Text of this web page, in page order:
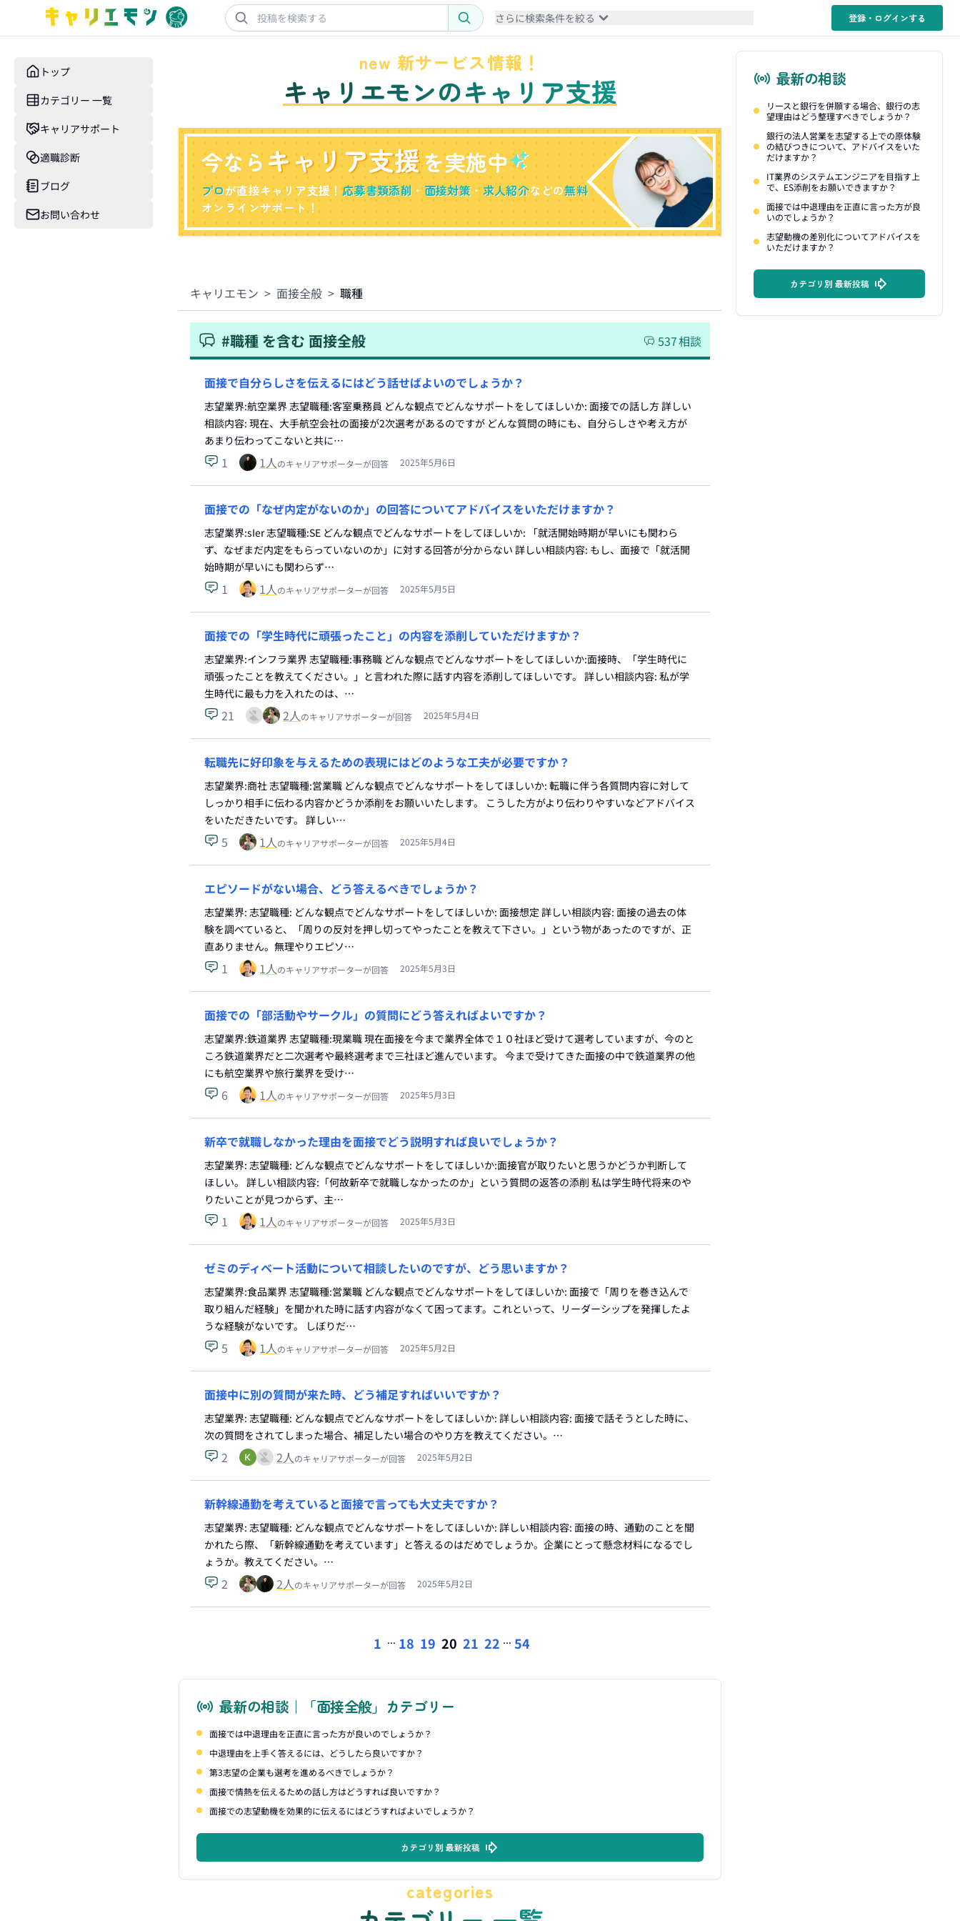
さらに検索条件を絞る 登録・ログインする
トップ
カテゴリー 一覧
キャリアサポート
適職診断
ブログ
お問い合わせ
new 新サービス情報！
キャリエモンのキャリア支援
今ならキャリア支援を実施中
プロが直接キャリア支援！応募書類添削 ・面接対策 ・求人紹介などの無料
オンラインサポート！
キャリエモン > 面接全般 > 職種
#職種 を含む 面接全般 537相談
面接で自分らしさを伝えるにはどう話せばよいのでしょうか？
志望業界:航空業界 志望職種:客室乗務員 どんな観点でどんなサポートをしてほしいか: 面接での話し方 詳しい
相談内容: 現在、大手航空会社の面接が2次選考があるのですが どんな質問の時にも、自分らしさや考え方が
あまり伝わってこないと共に…
1 1人のキャリアサポーターが回答 2025年5月6日
面接での「なぜ内定がないのか」の回答についてアドバイスをいただけますか？
志望業界:sIer 志望職種:SE どんな観点でどんなサポートをしてほしいか: 「就活開始時期が早いにも関わら
ず、なぜまだ内定をもらっていないのか」に対する回答が分からない 詳しい相談内容: もし、面接で「就活開
始時期が早いにも関わらず…
1 1人のキャリアサポーターが回答 2025年5月5日
面接での「学生時代に頑張ったこと」の内容を添削していただけますか？
志望業界:インフラ業界 志望職種:事務職 どんな観点でどんなサポートをしてほしいか:面接時、「学生時代に
頑張ったことを教えてください。」と言われた際に話す内容を添削してほしいです。 詳しい相談内容: 私が学
生時代に最も力を入れたのは、…
21 2人のキャリアサポーターが回答 2025年5月4日
転職先に好印象を与えるための表現にはどのような工夫が必要ですか？
志望業界:商社 志望職種:営業職 どんな観点でどんなサポートをしてほしいか: 転職に伴う各質問内容に対して
しっかり相手に伝わる内容かどうか添削をお願いいたします。 こうした方がより伝わりやすいなどアドバイス
をいただきたいです。 詳しい…
5 1人のキャリアサポーターが回答 2025年5月4日
エピソードがない場合、どう答えるべきでしょうか？
志望業界: 志望職種: どんな観点でどんなサポートをしてほしいか: 面接想定 詳しい相談内容: 面接の過去の体
験を調べていると、「周りの反対を押し切ってやったことを教えて下さい。」という物があったのですが、正
直ありません。無理やりエピソ…
1 1人のキャリアサポーターが回答 2025年5月3日
面接での「部活動やサークル」の質問にどう答えればよいですか？
志望業界:鉄道業界 志望職種:現業職 現在面接を今まで業界全体で１０社ほど受けて選考していますが、今のと
ころ鉄道業界だと二次選考や最終選考まで三社ほど進んでいます。 今まで受けてきた面接の中で鉄道業界の他
にも航空業界や旅行業界を受け…
6 1人のキャリアサポーターが回答 2025年5月3日
新卒で就職しなかった理由を面接でどう説明すれば良いでしょうか？
志望業界: 志望職種: どんな観点でどんなサポートをしてほしいか:面接官が取りたいと思うかどうか判断して
ほしい。 詳しい相談内容:「何故新卒で就職しなかったのか」という質問の返答の添削 私は学生時代将来のや
りたいことが見つからず、主…
1 1人のキャリアサポーターが回答 2025年5月3日
ゼミのディベート活動について相談したいのですが、どう思いますか？
志望業界:食品業界 志望職種:営業職 どんな観点でどんなサポートをしてほしいか: 面接で「周りを巻き込んで
取り組んだ経験」を聞かれた時に話す内容がなくて困ってます。これといって、リーダーシップを発揮したよ
うな経験がないです。 しぼりだ…
5 1人のキャリアサポーターが回答 2025年5月2日
面接中に別の質問が来た時、どう補足すればいいですか？
志望業界: 志望職種: どんな観点でどんなサポートをしてほしいか: 詳しい相談内容: 面接で話そうとした時に、
次の質問をされてしまった場合、補足したい場合のやり方を教えてください。…
2 2人のキャリアサポーターが回答 2025年5月2日
新幹線通勤を考えていると面接で言っても大丈夫ですか？
志望業界: 志望職種: どんな観点でどんなサポートをしてほしいか: 詳しい相談内容: 面接の時、通勤のことを聞
かれたら際、「新幹線通勤を考えています」と答えるのはだめでしょうか。企業にとって懸念材料になるでし
ょうか。教えてください。…
2 2人のキャリアサポーターが回答 2025年5月2日
1 ... 18 19 20 21 22 ... 54
最新の相談｜「面接全般」カテゴリー
面接では中退理由を正直に言った方が良いのでしょうか？
中退理由を上手く答えるには、どうしたら良いですか？
第3志望の企業も選考を進めるべきでしょうか？
面接で情熱を伝えるための話し方はどうすれば良いですか？
面接での志望動機を効果的に伝えるにはどうすればよいでしょうか？
カテゴリ別 最新投稿
categories
最新の相談
リースと銀行を併願する場合、銀行の志
望理由はどう整理すべきでしょうか？
銀行の法人営業を志望する上での原体験
の結びつきについて、アドバイスをいた
だけますか？
IT業界のシステムエンジニアを目指す上
で、ES添削をお願いできますか？
面接では中退理由を正直に言った方が良
いのでしょうか？
志望動機の差別化についてアドバイスを
いただけますか？
カテゴリ別 最新投稿